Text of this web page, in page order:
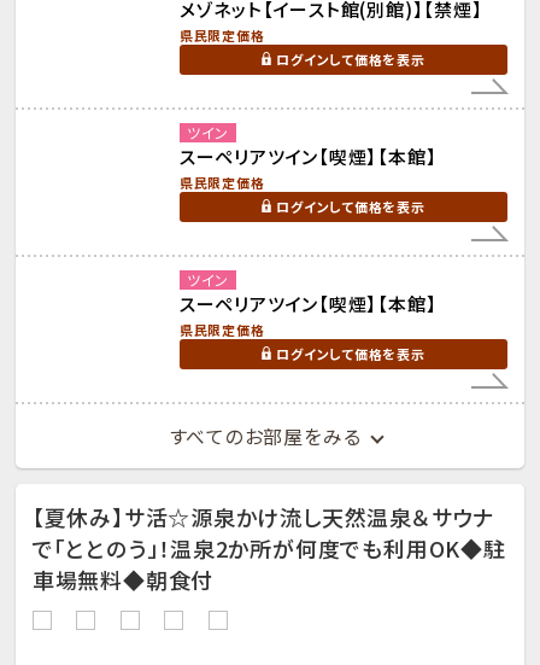
メゾネット【イースト館(別館)】【禁煙】
県民限定価格
ログインして価格を表示
ツイン
スーペリアツイン【喫煙】【本館】
県民限定価格
ログインして価格を表示
ツイン
スーペリアツイン【喫煙】【本館】
県民限定価格
ログインして価格を表示
すべてのお部屋をみる
【夏休み】サ活☆源泉かけ流し天然温泉＆サウナ
で「ととのう」！温泉2か所が何度でも利用OK◆駐
車場無料◆朝食付